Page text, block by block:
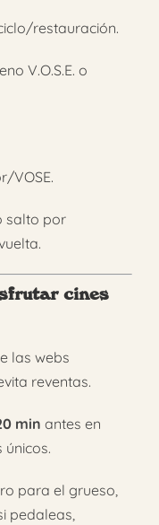
restauración.
V.O.S.E. o
VOSE.
salto por
cines
las webs
reventas.
min antes en
para el grueso,
pedaleas,